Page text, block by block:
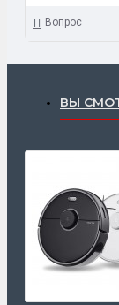
Вопрос
ВЫ